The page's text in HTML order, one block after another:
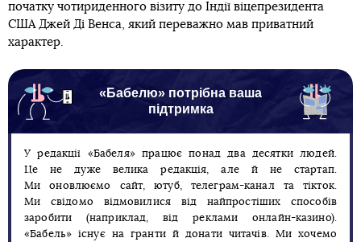
початку чотириденного візиту до Індії віцепрезидента
США Джей Ді Венса, який переважно мав приватний
характер.
«Бабелю» потрібна ваша
підтримка
У редакції «Бабеля» працює понад два десятки людей.
Це не дуже велика редакція, але й не стартап.
Ми оновлюємо сайт, ютуб, телеграм-канал та тікток.
Ми свідомо відмовилися від найпростіших способів
заробити (наприклад, від реклами онлайн-казино).
«Бабель» існує на гранти й донати читачів. Ми хочемо